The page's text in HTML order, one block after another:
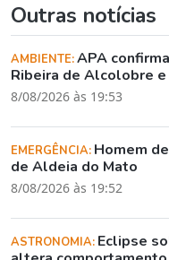
Outras notícias
AMBIENTE:APA
Ribeira de Alcolobre
8/08/2026 às 19:53
EMERGÊNCIA: Homem
de Aldeia do Mato
8/08/2026 às 19:52
ASTRONOMIA: Eclipse